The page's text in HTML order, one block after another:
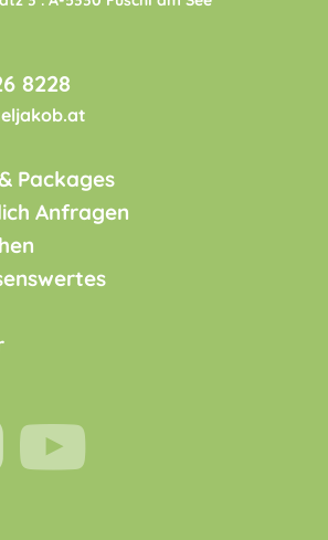
8228
Packages
Anfragen